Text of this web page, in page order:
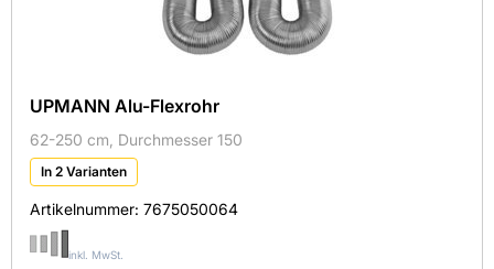
UPMANN Alu-Flexrohr
62-250 cm, Durchmesser 150
In 2 Varianten
Artikelnummer: 7675050064
inkl. MwSt.